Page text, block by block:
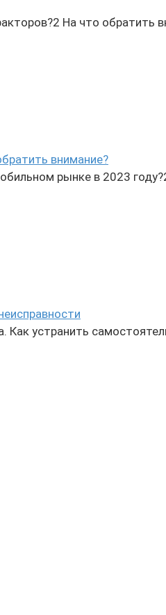
На что
внимание?
рынке в 2023
устранить